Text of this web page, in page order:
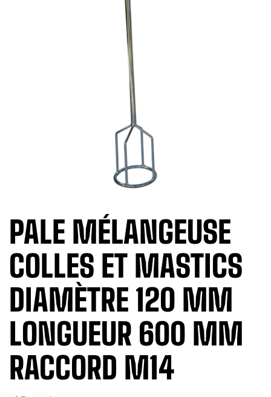
PALE MÉLANGEUSE
COLLES ET MASTICS
DIAMÈTRE 120 MM
LONGUEUR 600 MM
RACCORD M14